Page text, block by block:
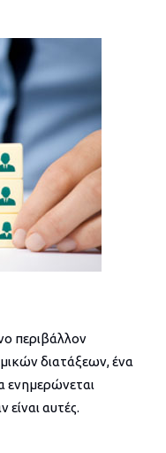
περιβάλλον
διατάξεων, ένα
ενημερώνεται
αυτές.